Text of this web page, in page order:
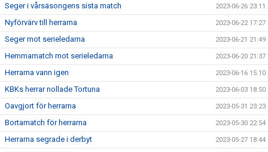
Seger i vårsäsongens sista match 2023-06-26 23:11
Nyförvärv till herrarna 2023-06-22 17:27
Seger mot serieledarna 2023-06-21 21:49
Hemmamatch mot serieledarna 2023-06-20 21:37
Herrarna vann igen 2023-06-16 15:10
KBKs herrar nollade Tortuna 2023-06-03 18:50
Oavgjort för herrarna 2023-05-31 23:23
Bortamatch för herrarna 2023-05-30 22:54
Herrarna segrade i derbyt 2023-05-27 18:44